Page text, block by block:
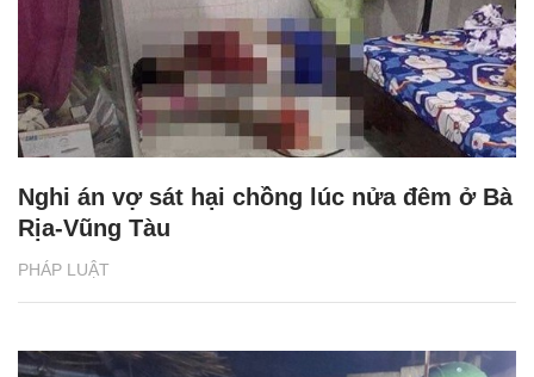
PHÁP LUẬT
Nghi án vợ sát hại chồng lúc nửa đêm ở Bà
Rịa-Vũng Tàu